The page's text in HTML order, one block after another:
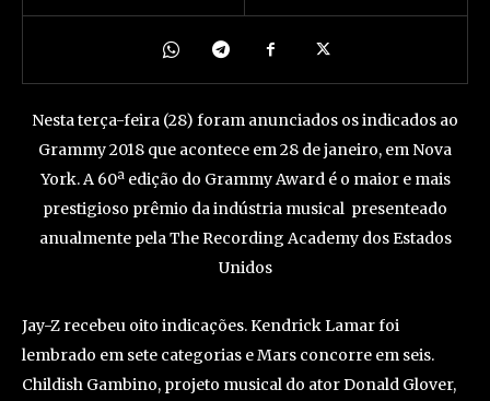
Nesta terça-feira (28) foram anunciados os indicados ao
Grammy 2018 que acontece em 28 de janeiro, em Nova
York. A 60ª edição do Grammy Award é o maior e mais
prestigioso prêmio da indústria musical presenteado
anualmente pela The Recording Academy dos Estados
Unidos
Jay-Z recebeu oito indicações. Kendrick Lamar foi
lembrado em sete categorias e Mars concorre em seis.
Childish Gambino, projeto musical do ator Donald Glover,